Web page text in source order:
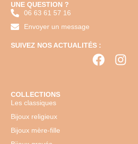
UNE QUESTION ?
06 63 61 57 16
Envoyer un message
SUIVEZ NOS ACTUALITÉS :
COLLECTIONS
Les classiques
Bijoux religieux
Bijoux mère-fille